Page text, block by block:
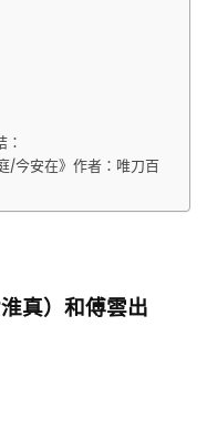
/今安在》作者：唯刀百
真）和傅雲出